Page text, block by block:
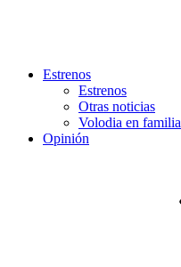
Estrenos
Estrenos
Otras noticias
Volodia en familia
Opinión